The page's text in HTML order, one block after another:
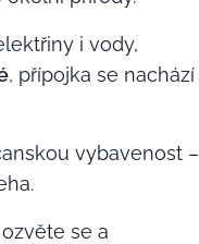
i vody,
, přípojka se nachází
vybavenost –
se a